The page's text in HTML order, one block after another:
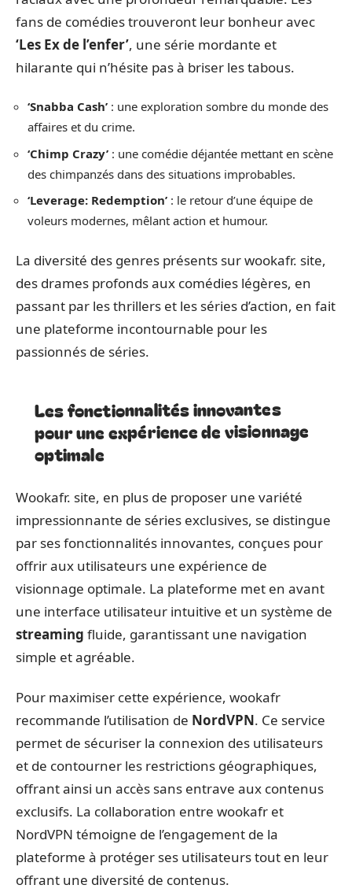
fans de comédies trouveront leur bonheur avec
‘Les Ex de l’enfer’, une série mordante et
hilarante qui n’hésite pas à briser les tabous.
‘Snabba Cash’ : une exploration sombre du monde des
affaires et du crime.
‘Chimp Crazy’ : une comédie déjantée mettant en scène
des chimpanzés dans des situations improbables.
‘Leverage: Redemption’ : le retour d’une équipe de
voleurs modernes, mêlant action et humour.
La diversité des genres présents sur wookafr. site,
des drames profonds aux comédies légères, en
passant par les thrillers et les séries d’action, en fait
une plateforme incontournable pour les
passionnés de séries.
Les fonctionnalités innovantes
pour une expérience de visionnage
optimale
Wookafr. site, en plus de proposer une variété
impressionnante de séries exclusives, se distingue
par ses fonctionnalités innovantes, conçues pour
offrir aux utilisateurs une expérience de
visionnage optimale. La plateforme met en avant
une interface utilisateur intuitive et un système de
streaming fluide, garantissant une navigation
simple et agréable.
Pour maximiser cette expérience, wookafr
recommande l’utilisation de NordVPN. Ce service
permet de sécuriser la connexion des utilisateurs
et de contourner les restrictions géographiques,
offrant ainsi un accès sans entrave aux contenus
exclusifs. La collaboration entre wookafr et
NordVPN témoigne de l’engagement de la
plateforme à protéger ses utilisateurs tout en leur
offrant une diversité de contenus.